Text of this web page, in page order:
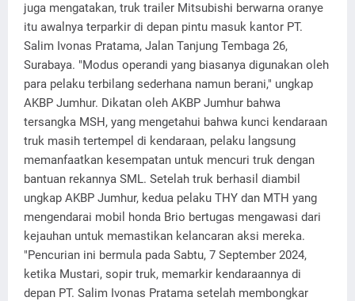
juga mengatakan, truk trailer Mitsubishi berwarna oranye
itu awalnya terparkir di depan pintu masuk kantor PT.
Salim Ivonas Pratama, Jalan Tanjung Tembaga 26,
Surabaya. "Modus operandi yang biasanya digunakan oleh
para pelaku terbilang sederhana namun berani," ungkap
AKBP Jumhur. Dikatan oleh AKBP Jumhur bahwa
tersangka MSH, yang mengetahui bahwa kunci kendaraan
truk masih tertempel di kendaraan, pelaku langsung
memanfaatkan kesempatan untuk mencuri truk dengan
bantuan rekannya SML. Setelah truk berhasil diambil
ungkap AKBP Jumhur, kedua pelaku THY dan MTH yang
mengendarai mobil honda Brio bertugas mengawasi dari
kejauhan untuk memastikan kelancaran aksi mereka.
"Pencurian ini bermula pada Sabtu, 7 September 2024,
ketika Mustari, sopir truk, memarkir kendaraannya di
depan PT. Salim Ivonas Pratama setelah membongkar